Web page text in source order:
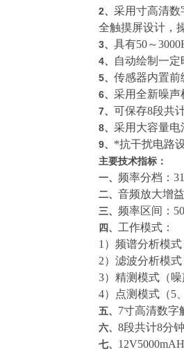
2、 采用寸高清数
全触摸屏设计，
3、 具有50～
4、 自动绘制一
5、 传感器内置
6、 采用全新噪
7、 可保存8段共
8、 采用大容量
9、 *抗干扰电路
主要技术指标：
一、 频率分档：
二、 音频放大增
三、 频率区间：
四、 工作模式：
1）频谱分析模
2）滤波分析模
3）精测模式（
4）点测模式（5
五、 7寸高清数
六、 8段共计8分
七、